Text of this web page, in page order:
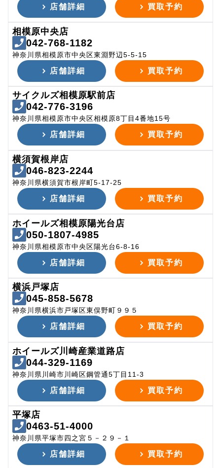
店舗詳細 買取予約
相模原中央店
042-768-1182
神奈川県相模原市中央区東淵野辺5-5-15
店舗詳細 買取予約
サイクルズ相模原駅前店
042-776-3196
神奈川県相模原市中央区相模原8丁目4番地15号
店舗詳細 買取予約
横須賀根岸店
046-823-2244
神奈川県横須賀市根岸町5-17-25
店舗詳細 買取予約
ホイールズ相模原陽光台店
050-1807-4985
神奈川県相模原市中央区陽光台6-8-16
店舗詳細 買取予約
横浜戸塚店
045-858-5678
神奈川県横浜市戸塚区東俣野町９９５
店舗詳細 買取予約
ホイールズ川崎産業道路店
044-329-1169
神奈川県川崎市川崎区鋼管通5丁目11-3
店舗詳細 買取予約
平塚店
0463-51-4000
神奈川県平塚市四之宮５－２９－１
店舗詳細 買取予約